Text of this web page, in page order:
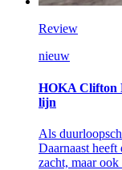
Review
nieuw
HOKA Clifton
lijn
Als
Daarnaast
zacht, maar ook